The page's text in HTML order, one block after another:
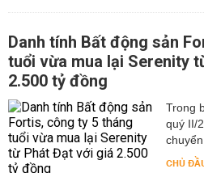
Danh tính Bất động sản
tuổi vừa mua lại Serenity
2.500 tỷ đồng
Trong
quý II/
CHỦ